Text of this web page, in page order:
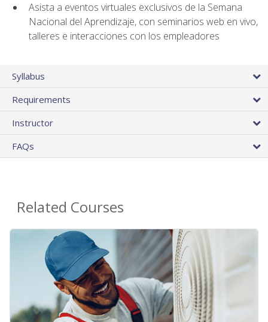
Asista a eventos virtuales exclusivos de la Semana
Nacional del Aprendizaje, con seminarios web en vivo,
talleres e interacciones con los empleadores
Syllabus
Requirements
Instructor
FAQs
Related Courses